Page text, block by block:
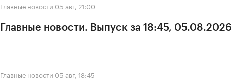
Главные новости 05 авг, 21:00
Главные новости. Выпуск за 18:45, 05.08.2026
Главные новости 05 авг, 18:45